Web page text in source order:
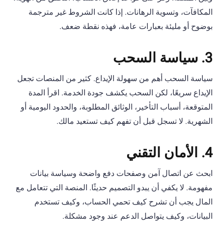
المكافآت، وتسوية الرهانات. إذا كانت الشروط غير مترجمة
بوضوح أو مليئة بعبارات عامة، فهذه نقطة ضعف.
3. سياسة السحب
سياسة السحب أهم من سهولة الإيداع. كثير من المنصات تجعل
الإيداع سريعًا، لكن السحب يكشف جودة الخدمة. اقرأ المدة
المتوقعة، أسباب التأخير، الوثائق المطلوبة، والحدود اليومية أو
الشهرية. لا تسجل قبل أن تفهم كيف تستعيد مالك.
4. الأمان التقني
ابحث عن اتصال آمن وصفحات دفع واضحة وسياسة بيانات
مفهومة. لا يكفي أن يبدو التصميم حديثًا. المنصة التي تتعامل مع
المال يجب أن تشرح كيف تحمي الحساب، وكيف تستخدم
البيانات، وكيف يتواصل الدعم عند وجود مشكلة.